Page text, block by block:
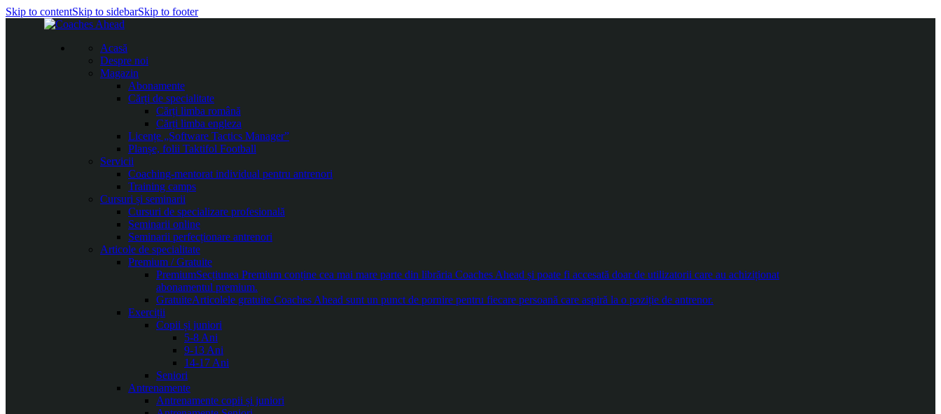
Skip to contentSkip to sidebarSkip to footer
Acasă
Despre noi
Magazin
Abonamente
Cărți de specialitate
Cărți limba română
Cărți limba engleza
Licențe „Software Tactics Manager”
Planșe, folii Taktifol Football
Servicii
Coaching-mentorat individual pentru antrenori
Training camps
Cursuri și seminarii
Cursuri de specializare profesională
Seminarii online
Seminarii perfecționare antrenori
Articole de specialitate
Premium / Gratuite
PremiumSecțiunea Premium conține cea mai mare parte din librăria Coaches Ahead și poate fi accesată doar de utilizatorii care au achiziționat
abonamentul premium.
GratuiteArticolele gratuite Coaches Ahead sunt un punct de pornire pentru fiecare persoană care aspiră la o poziție de antrenor.
Exerciții
Copii și juniori
5-8 Ani
9-13 Ani
14-17 Ani
Seniori
Antrenamente
Antrenamente copii și juniori